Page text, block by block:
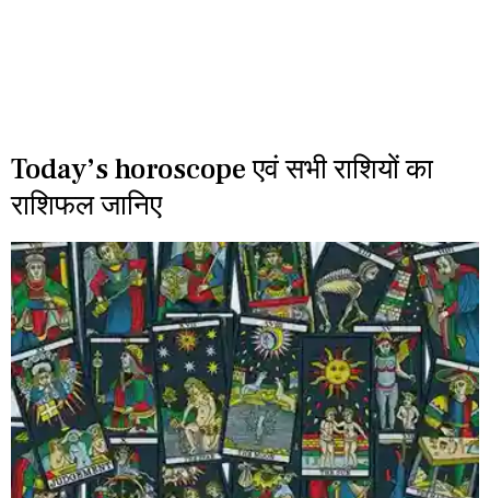
Today’s horoscope एवं सभी राशियों का
राशिफल जानिए